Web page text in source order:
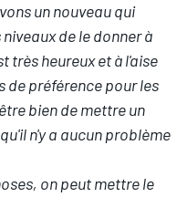
un nouveau qui
de le donner à
très heureux et à l'aise
de préférence pour les
bien de mettre un
n'y a aucun problème
on peut mettre le